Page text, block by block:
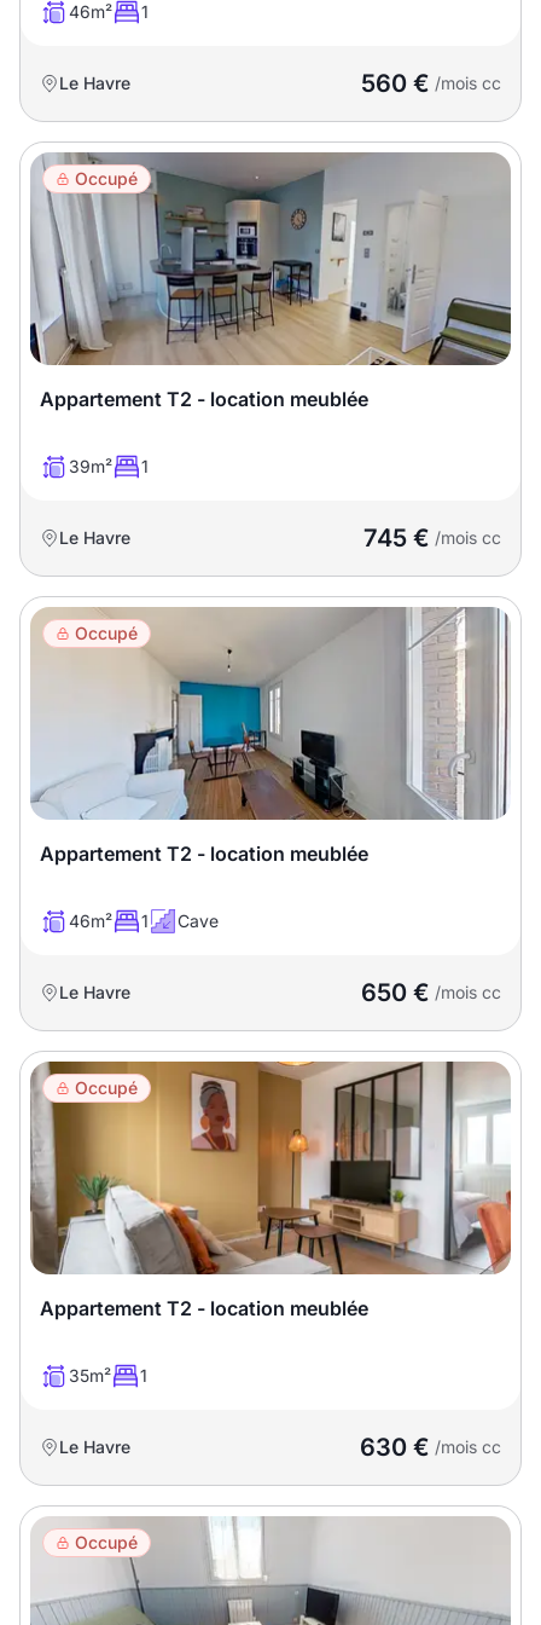
46m² 1
Le Havre 560 € /mois cc
Occupé
Appartement T2 - location meublée
39m² 1
Le Havre 745 € /mois cc
Occupé
Appartement T2 - location meublée
46m² 1 Cave
Le Havre 650 € /mois cc
Occupé
Appartement T2 - location meublée
35m² 1
Le Havre 630 € /mois cc
Occupé